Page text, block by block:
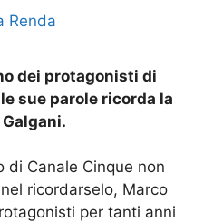
Renda
dei protagonisti di
sue parole ricorda la
di Canale Cinque non
ricordarselo, Marco
per tanti anni